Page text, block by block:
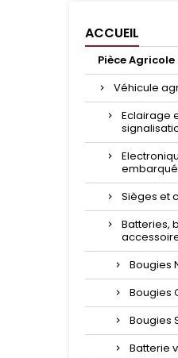
ACCUEIL
Pièce Agricole
Véhicule
Eclairage
Sièges et
Batteries,
Bougies
Bougies
Bougies
Batterie